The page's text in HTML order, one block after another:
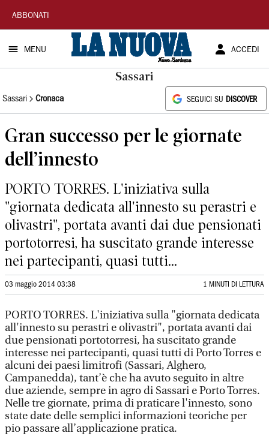
La
Nuova
Sardegna
ABBONATI
MENU ACCEDI
Sassari
Sassari Cronaca SEGUICI SU DISCOVER
Gran successo per le giornate
dell’innesto
PORTO TORRES. L'iniziativa sulla
"giornata dedicata all'innesto su perastri e
olivastri", portata avanti dai due pensionati
portotorresi, ha suscitato grande interesse
nei partecipanti, quasi tutti...
03 maggio 2014 03:38 1 MINUTI DI LETTURA
PORTO TORRES. L'iniziativa sulla "giornata dedicata
all'innesto su perastri e olivastri", portata avanti dai
due pensionati portotorresi, ha suscitato grande
interesse nei partecipanti, quasi tutti di Porto Torres e
alcuni dei paesi limitrofi (Sassari, Alghero,
Campanedda), tant’è che ha avuto seguito in altre
due aziende, sempre in agro di Sassari e Porto Torres.
Nelle tre giornate, prima di praticare l'innesto, sono
state date delle semplici informazioni teoriche per
pio passare all’applicazione pratica.